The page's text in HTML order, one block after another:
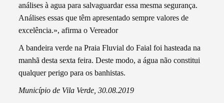
análises à agua para salvaguardar essa mesma segurança.
Análises essas que têm apresentado sempre valores de
excelência.», afirma o Vereador
A bandeira verde na Praia Fluvial do Faial foi hasteada na
manhã desta sexta feira. Deste modo, a água não constitui
qualquer perigo para os banhistas.
Município de Vila Verde, 30.08.2019